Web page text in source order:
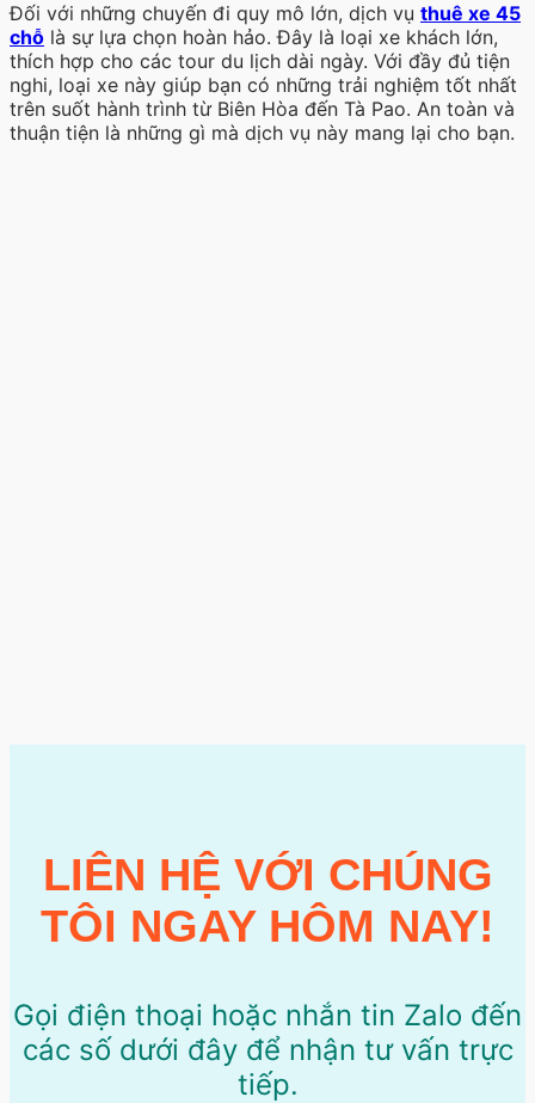
Đối với những chuyến đi quy mô lớn, dịch vụ thuê xe 45
chỗ là sự lựa chọn hoàn hảo. Đây là loại xe khách lớn,
thích hợp cho các tour du lịch dài ngày. Với đầy đủ tiện
nghi, loại xe này giúp bạn có những trải nghiệm tốt nhất
trên suốt hành trình từ Biên Hòa đến Tà Pao. An toàn và
thuận tiện là những gì mà dịch vụ này mang lại cho bạn.
LIÊN HỆ VỚI CHÚNG
TÔI NGAY HÔM NAY!
Gọi điện thoại hoặc nhắn tin Zalo đến
các số dưới đây để nhận tư vấn trực
tiếp.